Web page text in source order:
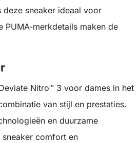
sneaker ideaal voor
PUMA-merkdetails maken de
Nitro™ 3 voor dames in het
van stijl en prestaties.
en duurzame
comfort en